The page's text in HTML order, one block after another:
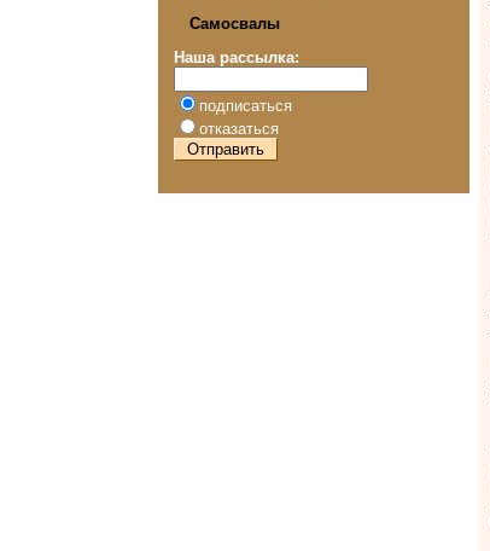
Самосвалы
Наша рассылка:
подписаться
отказаться